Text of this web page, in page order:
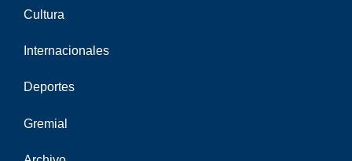
Cultura
Internacionales
Deportes
Gremial